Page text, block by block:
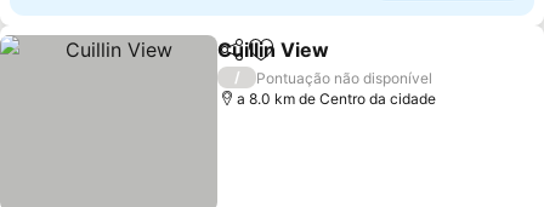
PartilharAdicionar aos favoritos
Cuillin View
/
Pontuação não disponível
a 8.0 km de Centro da cidade